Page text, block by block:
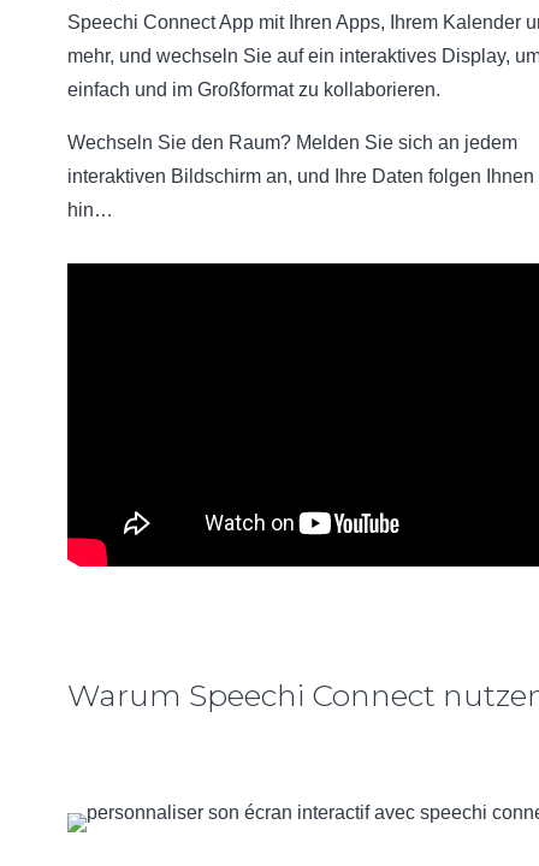
Speechi Connect App mit Ihren Apps, Ihrem Kalender
mehr, und wechseln Sie auf ein interaktives Display,
einfach und im Großformat zu kollaborieren.
Wechseln Sie den Raum? Melden Sie sich an jedem
interaktiven Bildschirm an, und Ihre Daten folgen
hin…
Warum Speechi Connect